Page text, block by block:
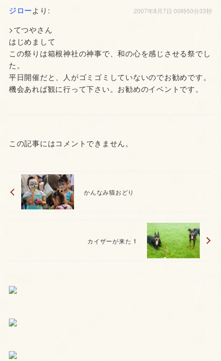
ジローより: 2007年8月7日 00時50分33秒
>てつやさん
はじめまして
この祭りは箱根神社の神事で、和の心を感じさせる祭でし
た。
平日開催だと、人がゴミゴミしていないのでお勧めです。
機会あれば観に行って下さい。お勧めのイベントです。
この記事にはコメントできません。
かんなみ猫おどり
カイザーが来た 1